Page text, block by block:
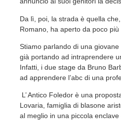
Da lì, poi, la strada è quella
Romano, ha aperto da poco più
Stiamo parlando di una
già portando ad intraprendere
Infatti, i due stage da Bruno
ad apprendere l’abc di una
L’ Antico Foledor è una
Lovaria, famiglia di blasone
al meglio in una piccola